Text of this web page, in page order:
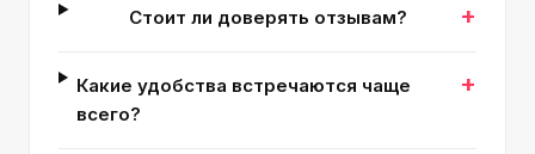
Стоит ли доверять отзывам? +
Какие удобства встречаются чаще
всего?
+